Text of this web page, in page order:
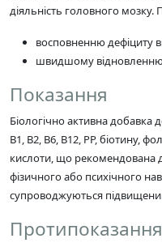
діяльність головного мозку.
восповненню дефіциту
швидшому відновленню
Показання
Біологічно активна добавка
В1, В2, В6, В12, РР, біотину,
кислоти, що рекомендована
фізичного або психічного
супроводжуються
Протипоказання